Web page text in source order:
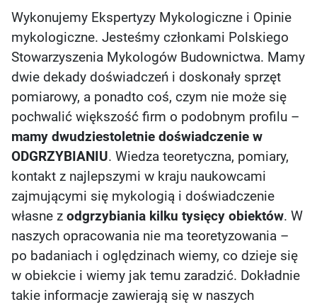
Wykonujemy Ekspertyzy Mykologiczne i Opinie
mykologiczne. Jesteśmy członkami Polskiego
Stowarzyszenia Mykologów Budownictwa. Mamy
dwie dekady doświadczeń i doskonały sprzęt
pomiarowy, a ponadto coś, czym nie może się
pochwalić większość firm o podobnym profilu –
mamy dwudziestoletnie doświadczenie w
ODGRZYBIANIU. Wiedza teoretyczna, pomiary,
kontakt z najlepszymi w kraju naukowcami
zajmującymi się mykologią i doświadczenie
własne z odgrzybiania kilku tysięcy obiektów. W
naszych opracowania nie ma teoretyzowania –
po badaniach i oględzinach wiemy, co dzieje się
w obiekcie i wiemy jak temu zaradzić. Dokładnie
takie informacje zawierają się w naszych